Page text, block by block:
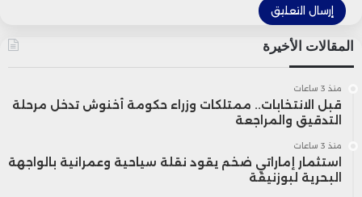
المقالات الأخيرة
منذ 3 ساعات
قبل الانتخابات.. ممتلكات وزراء حكومة أخنوش تدخل مرحلة
التدقيق والمراجعة
منذ 3 ساعات
استثمار إماراتي ضخم يقود نقلة سياحية وعمرانية بالواجهة
البحرية لبوزنيقة